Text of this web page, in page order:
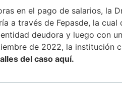
en el pago de salarios, la
a través de Fepasde, la
deudora y luego con
de 2022, la institución
del caso aquí.